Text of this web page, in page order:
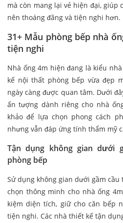
mà còn mang lại vẻ hiện đại, giúp
nên thoáng đãng và tiện nghi hơn.
31+ Mẫu phòng bếp nhà
tiện nghi
Nhà ống 4m hiện đang là kiểu
kế nội thất phòng bếp vừa đẹp
ngày càng được quan tâm. Dưới
ấn tượng dành riêng cho nhà
khảo để lựa chọn phong cách
nhưng vẫn đáp ứng tính thẩm mỹ
Tận dụng không gian dưới
phòng bếp
Sử dụng không gian dưới gầm
chọn thông minh cho nhà ống
kiệm diện tích, giữ cho căn bếp
tiện nghi. Các nhà thiết kế tận